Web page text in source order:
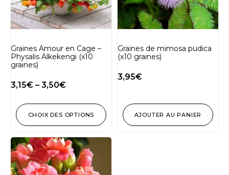
Graines Amour en Cage –
Physalis Alkekengi (x10
graines)
3,15€ – 3,50€
CHOIX DES OPTIONS
Graines de mimosa pudica
(x10 graines)
3,95€
AJOUTER AU PANIER